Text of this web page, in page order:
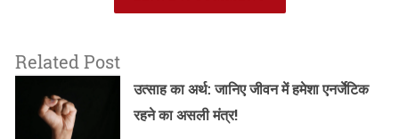
Related Post
उत्साह का अर्थ: जानिए जीवन में हमेशा एनर्जेटिक
रहने का असली मंत्र!